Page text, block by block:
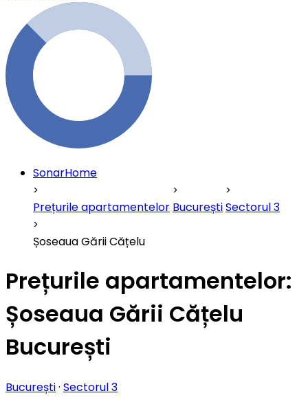
SonarHome
Prețurile apartamentelor BucureștiSectorul 3
Șoseaua Gării Cățelu
Prețurile apartamentelor:
Șoseaua Gării Cățelu
București
București· Sectorul 3